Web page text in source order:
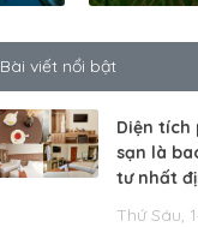
Bài viết nổi bật
Diện tích
sạn là
tư nhất
Thứ Sáu,